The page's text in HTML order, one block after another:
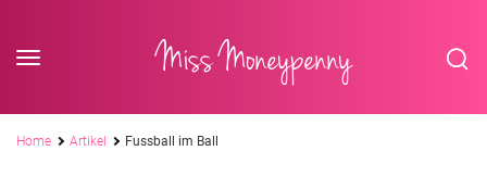
Miss Moneypenny
Pfadnavigation
Home Artikel Fussball im Ball